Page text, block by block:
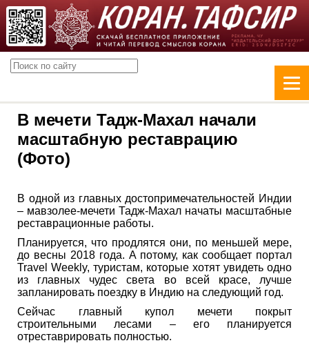
В мечети Тадж-Махал начали
масштабную реставрацию
(Фото)
В одной из главных достопримечательностей Индии
– мавзолее-мечети Тадж-Махал начаты масштабные
реставрационные работы.
Планируется, что продлятся они, по меньшей мере,
до весны 2018 года. А потому, как сообщает портал
Travel Weekly, туристам, которые хотят увидеть одно
из главных чудес света во всей красе, лучше
запланировать поездку в Индию на следующий год.
Сейчас главный купол мечети покрыт
строительными лесами – его планируется
отреставрировать полностью.